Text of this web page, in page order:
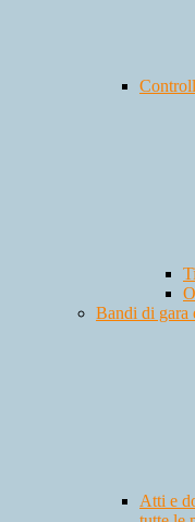
Bandi di gara
Atti e